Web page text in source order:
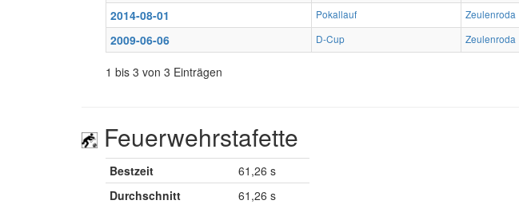
2014-08-01
Pokallauf Zeulenroda
2009-06-06
D-Cup Zeulenroda
1 bis 3 von 3 Einträgen
Feuerwehrstafette
Bestzeit
61,26 s
Durchschnitt
61,26 s